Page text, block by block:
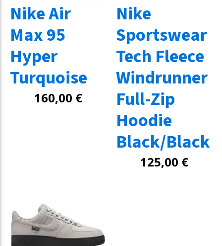
Nike Air
Max 95
Hyper
Turquoise
160,00 €
Nike
Sportswear
Tech Fleece
Windrunner
Full-Zip
Hoodie
Black/Black
125,00 €